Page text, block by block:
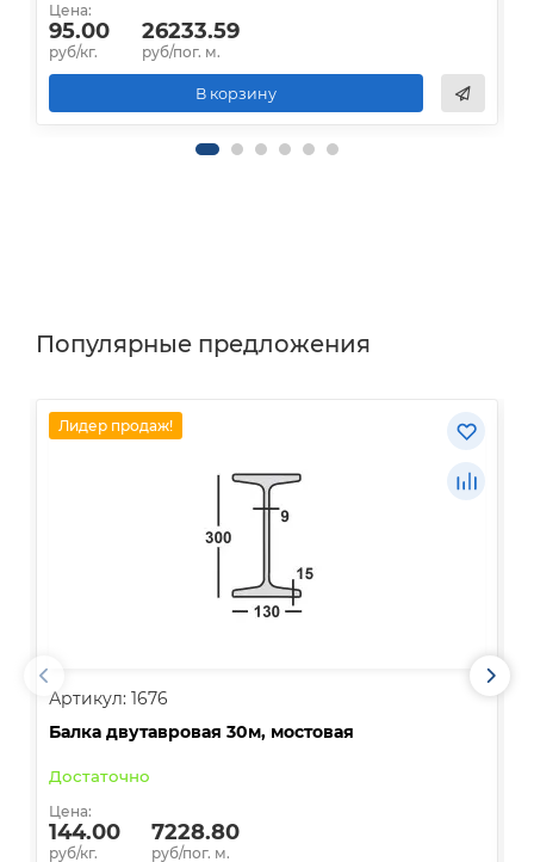
Цена:
95.00
руб/кг.
26233.59
руб/пог. м.
В корзину
Популярные предложения
Лидер продаж!
Артикул: 1676
Балка двутавровая 30м, мостовая
Достаточно
Цена:
144.00
руб/кг.
7228.80
руб/пог. м.